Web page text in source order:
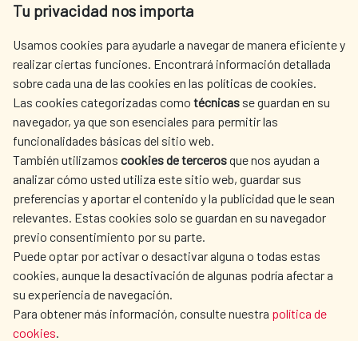
Tu privacidad nos importa
Usamos cookies para ayudarle a navegar de manera eficiente y
realizar ciertas funciones. Encontrará información detallada
sobre cada una de las cookies en las políticas de cookies.
Las cookies categorizadas como técnicas se guardan en su
navegador, ya que son esenciales para permitir las
funcionalidades básicas del sitio web.
También utilizamos cookies de tercerosque nos ayudan a
analizar cómo usted utiliza este sitio web, guardar sus
preferencias y aportar el contenido y la publicidad que le sean
relevantes. Estas cookies solo se guardan en su navegador
previo consentimiento por su parte.
Puede optar por activar o desactivar alguna o todas estas
cookies, aunque la desactivación de algunas podría afectar a
su experiencia de navegación.
Para obtener más información, consulte nuestra política de
cookies.
Tel. +34 900 20 30 54​​​​​​​
AECID
WHERE DO WE COOPERATE?
SPANISH HUMANITARIAN
ACTION
PRESS ROOM
CULTURE AND SCIENCE LIBRARY
OUR SOCIAL MEDIA